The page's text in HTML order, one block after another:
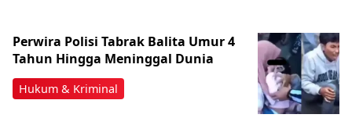
Hukum & Kriminal
Perwira Polisi Tabrak Balita Umur 4
Tahun Hingga Meninggal Dunia